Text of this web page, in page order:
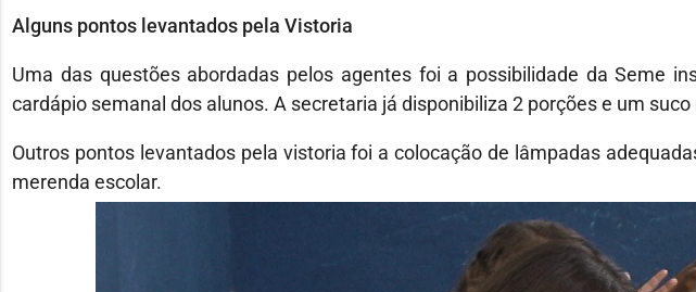
Alguns pontos levantados pela Vistoria
Uma das questões abordadas pelos agentes foi a possibilidade da Seme
cardápio semanal dos alunos. A secretaria já disponibiliza 2 porções e um
Outros pontos levantados pela vistoria foi a colocação de lâmpadas
merenda escolar.